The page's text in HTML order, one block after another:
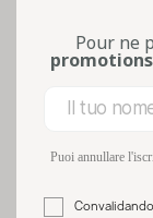
pratica,
Lire la suite
Filters
Pour ne
promotions
Puoi annullare